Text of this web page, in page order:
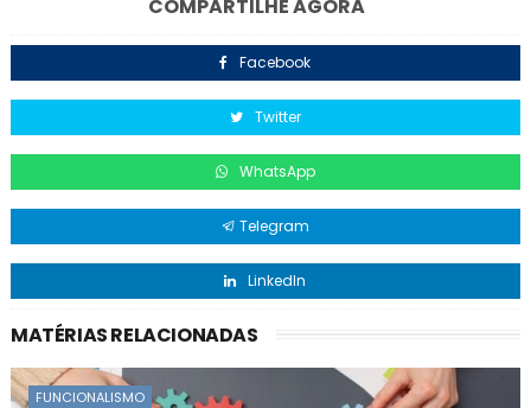
COMPARTILHE AGORA
Facebook
Twitter
WhatsApp
Telegram
LinkedIn
MATÉRIAS RELACIONADAS
FUNCIONALISMO